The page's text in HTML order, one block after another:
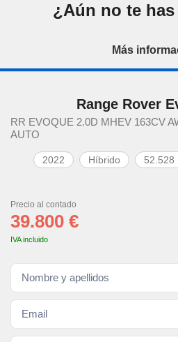
¿Aún no te
Más
Range Rover
RR EVOQUE 2.0D MHEV 163CV
AUTO
2022 Híbrido 52.528
Precio al contado
39.800 €
IVA incluido